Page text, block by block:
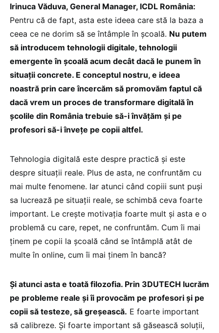
Irinuca Văduva, General Manager, ICDL România:
Pentru că de fapt, asta este ideea care stă la baza a
ceea ce ne dorim să se întâmple în școală. Nu putem
să introducem tehnologii digitale, tehnologii
emergente în școală acum decât dacă le punem în
situații concrete. E conceptul nostru, e ideea
noastră prin care încercăm să promovăm faptul că
dacă vrem un proces de transformare digitală în
școlile din România trebuie să-i învățăm și pe
profesori să-i învețe pe copii altfel.
Tehnologia digitală este despre practică și este
despre situații reale. Plus de asta, ne confruntăm cu
mai multe fenomene. Iar atunci când copiii sunt puși
sa lucrează pe situații reale, se schimbă ceva foarte
important. Le crește motivația foarte mult și asta e o
problemă cu care, repet, ne confruntăm. Cum îi mai
ținem pe copii la școală când se întâmplă atât de
multe în online, cum îi mai ținem în bancă?
Și atunci asta e toată filozofia. Prin 3DUTECH lucrăm
pe probleme reale și îi provocăm pe profesori și pe
copii să testeze, să greșească. E foarte important
să calibreze. Și foarte important să găsească soluții,